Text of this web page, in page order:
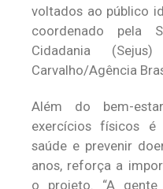
voltados ao público
coordenado pela
Cidadania
Carvalho/Agência
Além do bem-
exercícios físicos é
saúde e prevenir
anos, reforça a
o projeto. “A